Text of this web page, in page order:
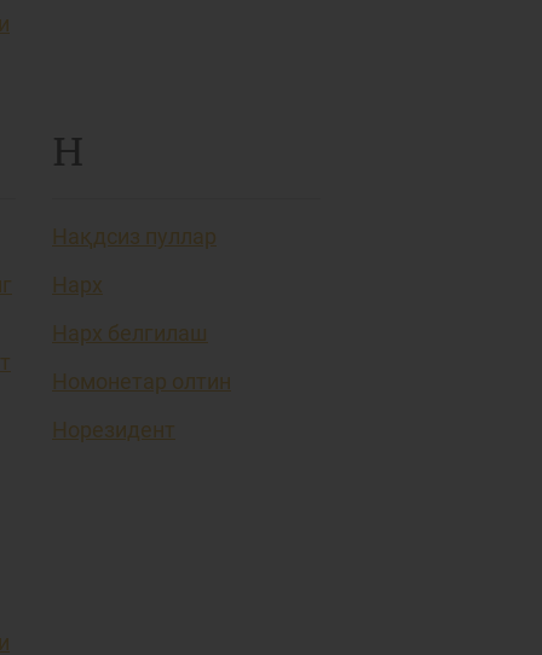
Н
Нақдсиз пуллар
Нарх
Нарх белгилаш
Номонетар олтин
Норезидент